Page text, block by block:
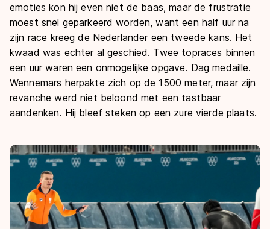
emoties kon hij even niet de baas, maar de frustratie
moest snel geparkeerd worden, want een half uur na
zijn race kreeg de Nederlander een tweede kans. Het
kwaad was echter al geschied. Twee topraces binnen
een uur waren een onmogelijke opgave. Dag medaille.
Wennemars herpakte zich op de 1500 meter, maar zijn
revanche werd niet beloond met een tastbaar
aandenken. Hij bleef steken op een zure vierde plaats.